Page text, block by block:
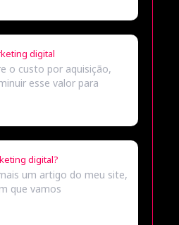
digital
o custo por aquisição,
esse valor para
digital?
um artigo do meu site,
que vamos